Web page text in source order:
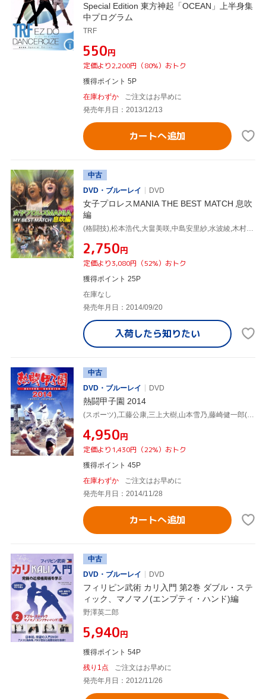
Special Edition 東方神起「OCEAN」上半身集
中プログラム
TRF
¥550円
定価より2,200円（80%）おトク
獲得ポイント 5P
在庫わずか
ご注文はお早めに
発売年月日：2013/12/13
カートへ追加
中古
DVD・ブルーレイ
DVD
女子プロレスMANIA THE BEST MATCH 息吹
編
(格闘技),松本浩代,大畠美咲,中島安里紗,水波綾,木村響子,希月あおい,中川ともか
¥2,750円
定価より3,080円（52%）おトク
獲得ポイント 25P
在庫なし
発売年月日：2014/09/20
入荷したら知りたい
中古
DVD・ブルーレイ
DVD
熱闘甲子園 2014
(スポーツ),工藤公康,三上大樹,山本雪乃,藤崎健一郎(ナレーション),寺川俊平(ナレーション)
¥4,950円
定価より1,430円（22%）おトク
獲得ポイント 45P
在庫わずか
ご注文はお早めに
発売年月日：2014/11/28
カートへ追加
中古
DVD・ブルーレイ
DVD
フィリピン武術 カリ入門 第2巻 ダブル・ステ
ィック、マノマノ(エンプティ・ハンド)編
野澤英二郎
¥5,940円
獲得ポイント 54P
残り1点
ご注文はお早めに
発売年月日：2012/11/26